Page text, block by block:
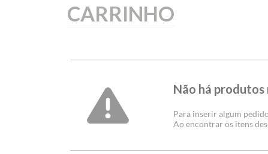
CARRINHO
Não há produtos
Para inserir algum
Ao encontrar os itens